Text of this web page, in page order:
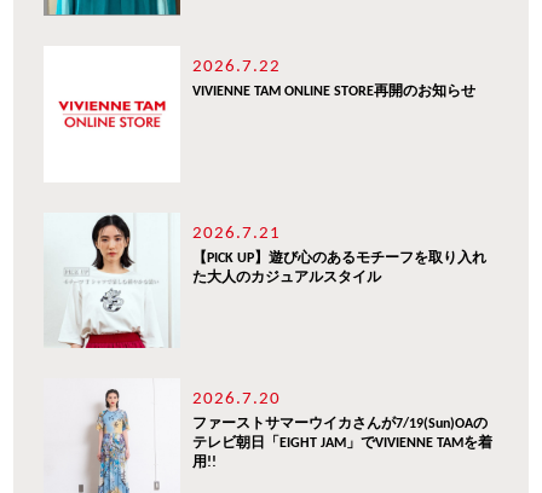
2026.7.22
VIVIENNE TAM ONLINE STORE再開のお知らせ
2026.7.21
【PICK UP】遊び心のあるモチーフを取り入れ
た大人のカジュアルスタイル
2026.7.20
ファーストサマーウイカさんが7/19(Sun)OAの
テレビ朝日「EIGHT JAM」でVIVIENNE TAMを着
用!!